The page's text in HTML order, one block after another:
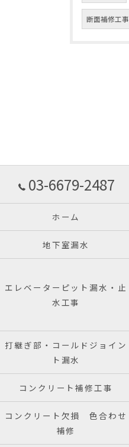
断面補修工事
03-6679-2487
ホーム
地下室漏水
エレベーターピット漏水・止
水工事
打継ぎ部・コールドジョイン
ト漏水
コンクリート補修工事
コンクリート欠損 色合わせ
補修